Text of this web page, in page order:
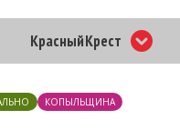
КрасныйКрест
КОПЫЛЬЩИНА